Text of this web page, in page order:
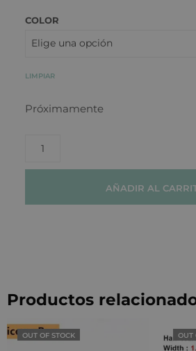
COLOR
LIMPIAR
Próximamente
AÑADIR AL
Productos
OUT OF STOCK OUT